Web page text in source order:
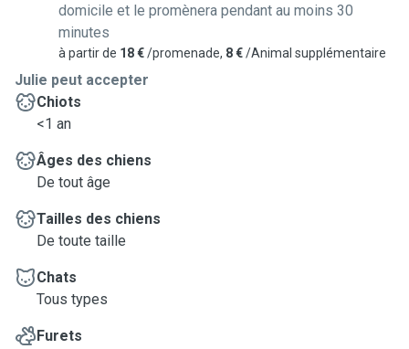
domicile et le promènera pendant au moins 30
minutes
à partir de 18 €/promenade, 8 €/Animal supplémentaire
Julie peut accepter
Chiots
<1 an
Âges des chiens
De tout âge
Tailles des chiens
De toute taille
Chats
Tous types
Furets